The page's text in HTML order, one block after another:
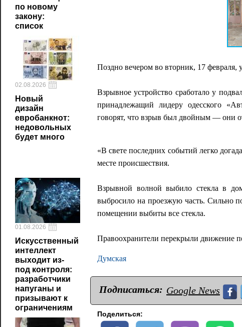
по новому
закону:
список
02.08.2026
Новый
дизайн
евробанкнот:
недовольных
будет много
01.08.2026
Искусственный
интеллект
выходит из-
под контроля:
разработчики
напуганы и
призывают к
ограничениям
Поздно вечером во вторник, 17
Взрывное устройство сработало у
принадлежащий лидеру одесского
говорят, что взрыв был двойным — они
«В свете последних событий легко
месте происшествия.
Взрывной волной выбило стекла в
выбросило на проезжую часть. Сильно
помещении выбиты все стекла.
Правоохранители перекрыли движение
Думская
Подписаться: Google News
Поделиться: